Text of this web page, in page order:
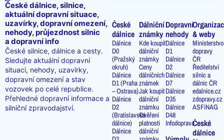
České dálnice, silnice,
aktuální dopravní situace,
uzavírky, dopravní omezení,
nehody, průjezdnost silnic
a dopravní info
České silnice, dálnice a cesty.
Sledujte aktuální dopravní
situaci, nehody, uzavírky,
dopravní omezení a stav
vozovek po celé republice.
Přehledné dopravní informace a
silniční zpravodajství.
České
dálnice
Dálnice
D0
(Pražský
okruh)
Dálnice
D1 (Praha
– Ostrava)
Dálnice
D2
(Bratislavská
dálnice)
Dálnice
Dálniční
známky
Kde koupit
dálniční
známky
Ceny
dálničních
známek
Jak koupit
dálniční
známku
Ověření
platnosti
dálniční
Dopravní
nehody
Dálnice
D1
Dálnice
D2
Dálnice
D7
Dálnice
D35
Dálnice
D48
Infodoprava
& weby
Ministerstvo
dopravy
ČR
Ředitelství
silnic a
dálnic ČR
edalnice.cz
zdopravy.cz
ASFiNAG
České
dálnice